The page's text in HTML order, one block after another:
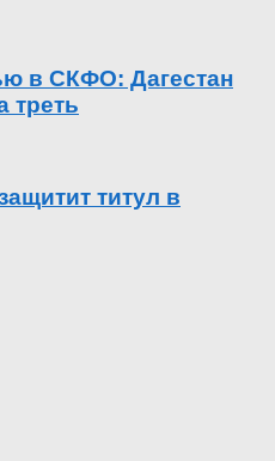
в СКФО: Дагестан
треть
титул в